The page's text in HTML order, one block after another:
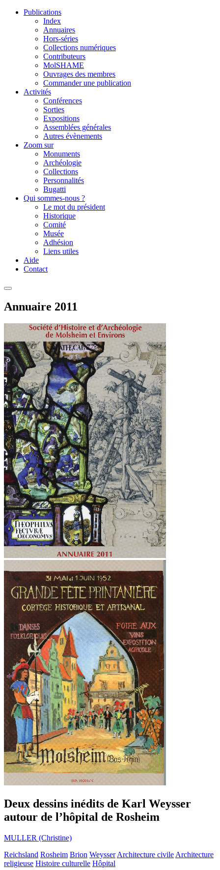
Publications
Index
Annuaires
Hors-séries
Collections numériques
Contributeurs
MolSHAME
Ouvrages des membres
Commander une publication
Activités
Conférences
Sorties
Expositions
Assemblées générales
Autres évènements
Zoom sur
Monuments
Archéologie
Collections
Personnalités
Bugatti
Qui sommes-nous ?
Le mot du président
Historique
Comité
Musée
Adhésion
Liens utiles
Aide
Contact
Annuaire 2011
Deux dessins inédits de Karl Weysser
autour de l’hôpital de Rosheim
MULLER (Christine)
Reichsland Rosheim Brion Weysser Architecture civile Architecture
religieuse Histoire culturelle Hôpital